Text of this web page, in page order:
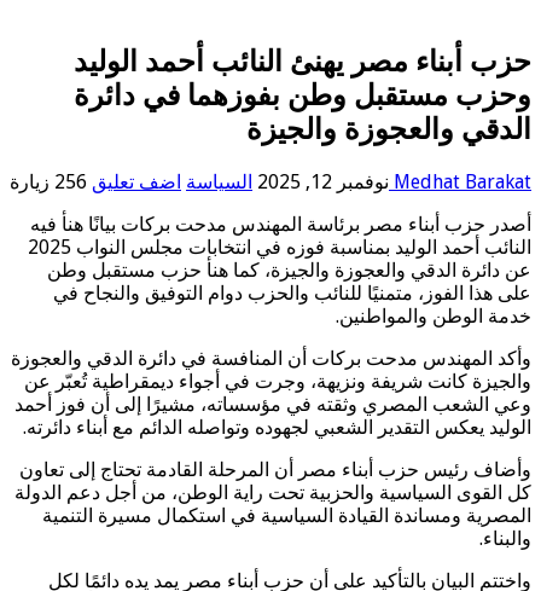
حزب أبناء مصر يهنئ النائب أحمد الوليد
وحزب مستقبل وطن بفوزهما في دائرة
الدقي والعجوزة والجيزة
Medhat Barakat نوفمبر 12, 2025 السياسة اضف تعليق 256 زيارة
أصدر حزب أبناء مصر برئاسة المهندس مدحت بركات بيانًا هنأ فيه
النائب أحمد الوليد بمناسبة فوزه في انتخابات مجلس النواب 2025
عن دائرة الدقي والعجوزة والجيزة، كما هنأ حزب مستقبل وطن
على هذا الفوز، متمنيًا للنائب والحزب دوام التوفيق والنجاح في
خدمة الوطن والمواطنين.
وأكد المهندس مدحت بركات أن المنافسة في دائرة الدقي والعجوزة
والجيزة كانت شريفة ونزيهة، وجرت في أجواء ديمقراطية تُعبّر عن
وعي الشعب المصري وثقته في مؤسساته، مشيرًا إلى أن فوز أحمد
الوليد يعكس التقدير الشعبي لجهوده وتواصله الدائم مع أبناء دائرته.
وأضاف رئيس حزب أبناء مصر أن المرحلة القادمة تحتاج إلى تعاون
كل القوى السياسية والحزبية تحت راية الوطن، من أجل دعم الدولة
المصرية ومساندة القيادة السياسية في استكمال مسيرة التنمية
والبناء.
واختتم البيان بالتأكيد على أن حزب أبناء مصر يمد يده دائمًا لكل